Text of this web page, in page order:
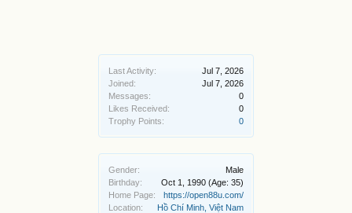
Last Activity:
Jul 7, 2026
Joined:
Jul 7, 2026
Messages:
0
Likes Received:
0
Trophy Points:
0
Gender:
Male
Birthday:
Oct 1, 1990 (Age: 35)
Home Page:
https://open88u.com/
Location:
Hồ Chí Minh, Việt Nam